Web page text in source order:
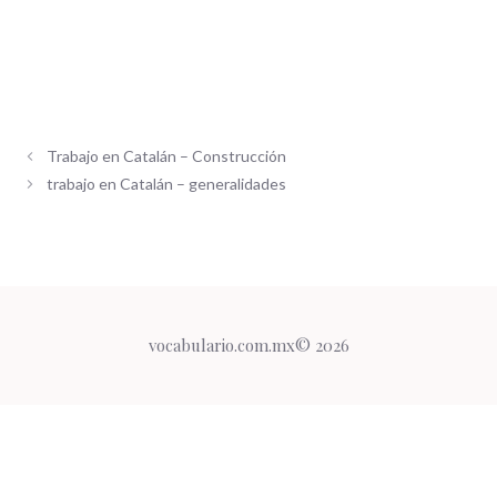
Trabajo en Catalán – Construcción
trabajo en Catalán – generalidades
vocabulario.com.mx© 2026